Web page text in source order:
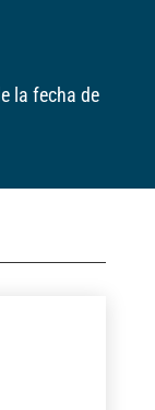
la fecha de